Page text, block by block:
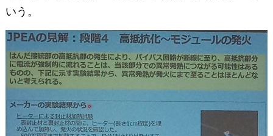
いう。